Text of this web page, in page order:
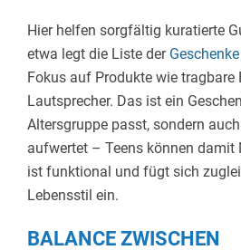
Hier helfen sorgfältig kuratierte
etwa legt die Liste der
Fokus auf Produkte wie tragbare
Lautsprecher. Das ist ein
Altersgruppe passt, sondern
aufwertet – Teens können damit
ist funktional und fügt sich
Lebensstil ein.
BALANCE ZWISCHEN